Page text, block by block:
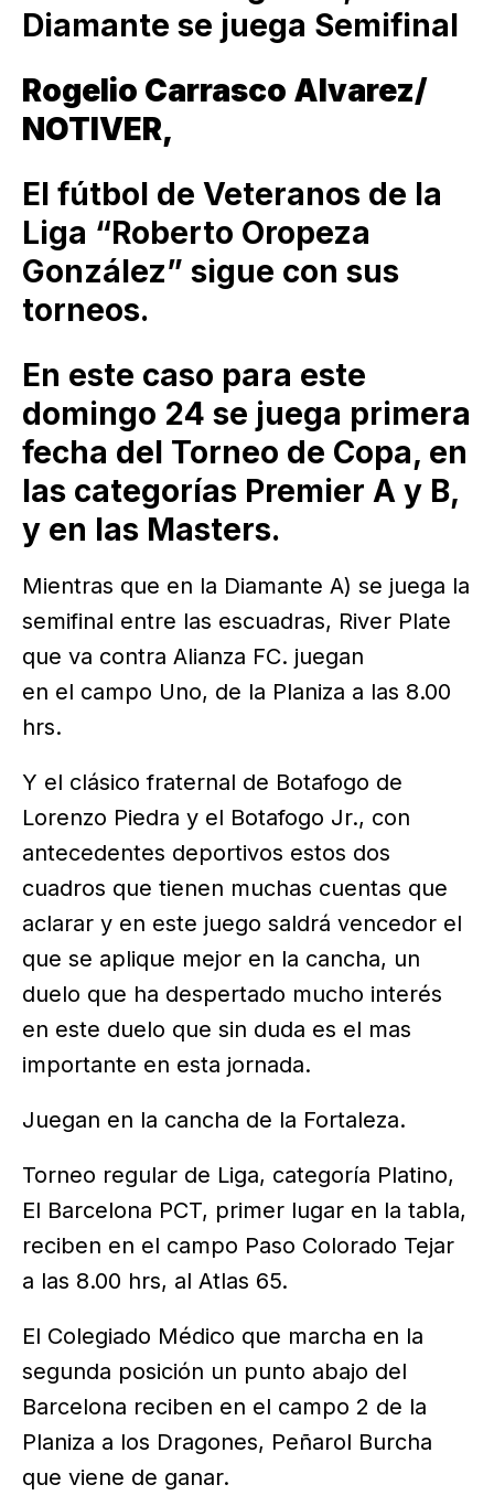
Diamante se juega Semifinal
Rogelio Carrasco Alvarez/
NOTIVER,
El fútbol de Veteranos de la
Liga “Roberto Oropeza
González” sigue con sus
torneos.
En este caso para este
domingo 24 se juega primera
fecha del Torneo de Copa, en
las categorías Premier A y B,
y en las Masters.
Mientras que en la Diamante A) se juega la
semifinal entre las escuadras, River Plate
que va contra Alianza FC. juegan
en el campo Uno, de la Planiza a las 8.00
hrs.
Y el clásico fraternal de Botafogo de
Lorenzo Piedra y el Botafogo Jr., con
antecedentes deportivos estos dos
cuadros que tienen muchas cuentas que
aclarar y en este juego saldrá vencedor el
que se aplique mejor en la cancha, un
duelo que ha despertado mucho interés
en este duelo que sin duda es el mas
importante en esta jornada.
Juegan en la cancha de la Fortaleza.
Torneo regular de Liga, categoría Platino,
El Barcelona PCT, primer lugar en la tabla,
reciben en el campo Paso Colorado Tejar
a las 8.00 hrs, al Atlas 65.
El Colegiado Médico que marcha en la
segunda posición un punto abajo del
Barcelona reciben en el campo 2 de la
Planiza a los Dragones, Peñarol Burcha
que viene de ganar.